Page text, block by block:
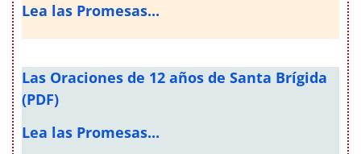
Lea las Promesas...
Las Oraciones de 12 años de Santa Brígida
(PDF)
Lea las Promesas...